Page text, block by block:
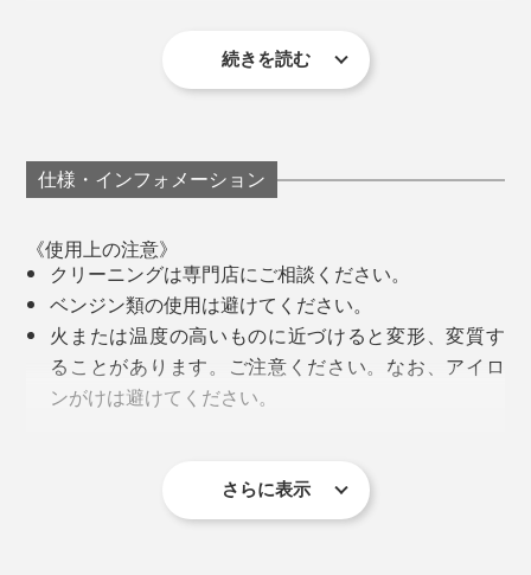
一見普通のレザーに見えますが、なんと、導電タイプで
タッチパネル対応。手袋をしたままスマホをスイスイ操
とくに、異なる素材を組み合わせて、手のカタチと動き
にフィットする手袋をつくるには、熟練の技術が必要な
続きを読む
仕様・インフォメーション
《使用上の注意》
クリーニングは専門店にご相談ください。
ベンジン類の使用は避けてください。
火または温度の高いものに近づけると変形、変質す
ることがあります。ご注意ください。なお、アイロ
ンがけは避けてください。
す。ご注意ください。
革以外の素材部分は、強い摩擦を加えるとピリング
さらに表示